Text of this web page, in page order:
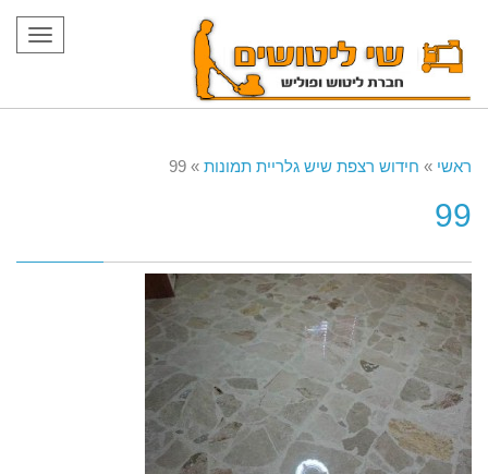
ראשי » חידוש רצפת שיש גלריית תמונות »
99
99